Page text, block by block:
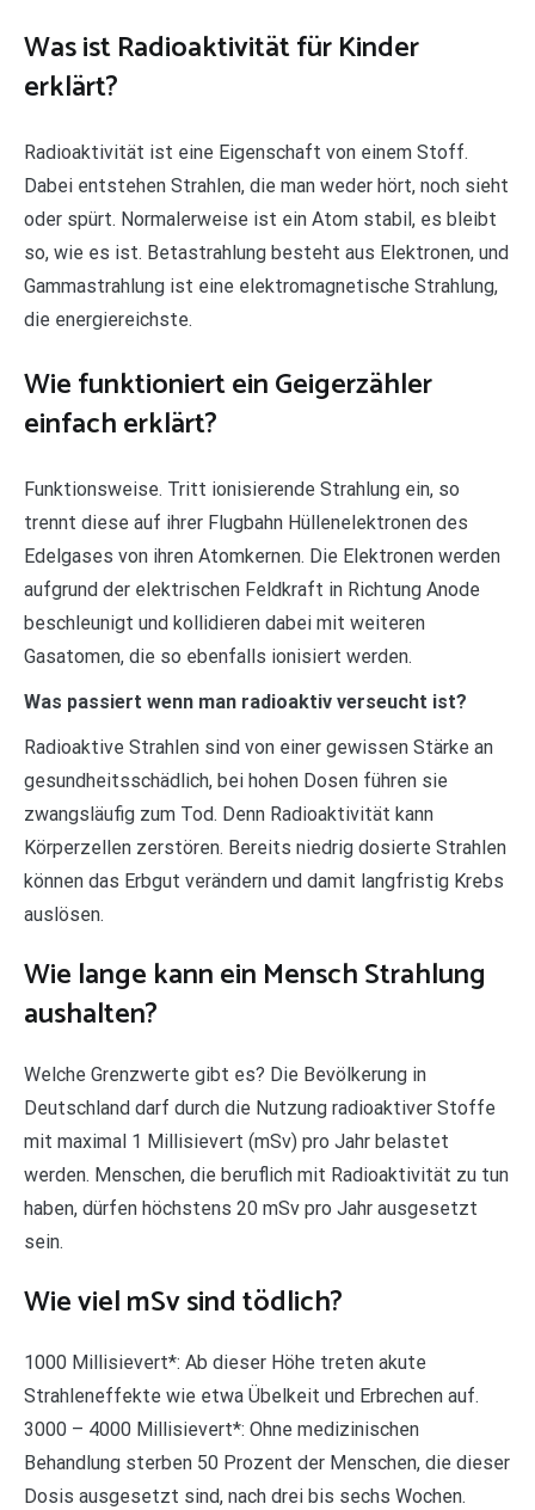
Was ist Radioaktivität für Kinder
erklärt?
Radioaktivität ist eine Eigenschaft von einem Stoff.
Dabei entstehen Strahlen, die man weder hört, noch sieht
oder spürt. Normalerweise ist ein Atom stabil, es bleibt
so, wie es ist. Betastrahlung besteht aus Elektronen, und
Gammastrahlung ist eine elektromagnetische Strahlung,
die energiereichste.
Wie funktioniert ein Geigerzähler
einfach erklärt?
Funktionsweise. Tritt ionisierende Strahlung ein, so
trennt diese auf ihrer Flugbahn Hüllenelektronen des
Edelgases von ihren Atomkernen. Die Elektronen werden
aufgrund der elektrischen Feldkraft in Richtung Anode
beschleunigt und kollidieren dabei mit weiteren
Gasatomen, die so ebenfalls ionisiert werden.
Was passiert wenn man radioaktiv verseucht ist?
Radioaktive Strahlen sind von einer gewissen Stärke an
gesundheitsschädlich, bei hohen Dosen führen sie
zwangsläufig zum Tod. Denn Radioaktivität kann
Körperzellen zerstören. Bereits niedrig dosierte Strahlen
können das Erbgut verändern und damit langfristig Krebs
auslösen.
Wie lange kann ein Mensch Strahlung
aushalten?
Welche Grenzwerte gibt es? Die Bevölkerung in
Deutschland darf durch die Nutzung radioaktiver Stoffe
mit maximal 1 Millisievert (mSv) pro Jahr belastet
werden. Menschen, die beruflich mit Radioaktivität zu tun
haben, dürfen höchstens 20 mSv pro Jahr ausgesetzt
sein.
Wie viel mSv sind tödlich?
1000 Millisievert*: Ab dieser Höhe treten akute
Strahleneffekte wie etwa Übelkeit und Erbrechen auf.
3000 – 4000 Millisievert*: Ohne medizinischen
Behandlung sterben 50 Prozent der Menschen, die dieser
Dosis ausgesetzt sind, nach drei bis sechs Wochen.